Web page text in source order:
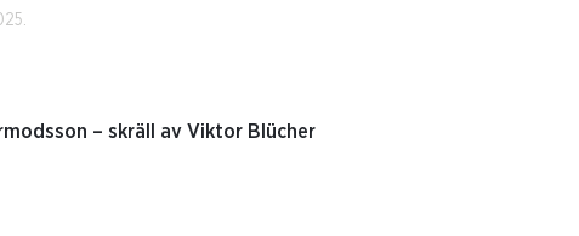
– skräll av Viktor Blücher